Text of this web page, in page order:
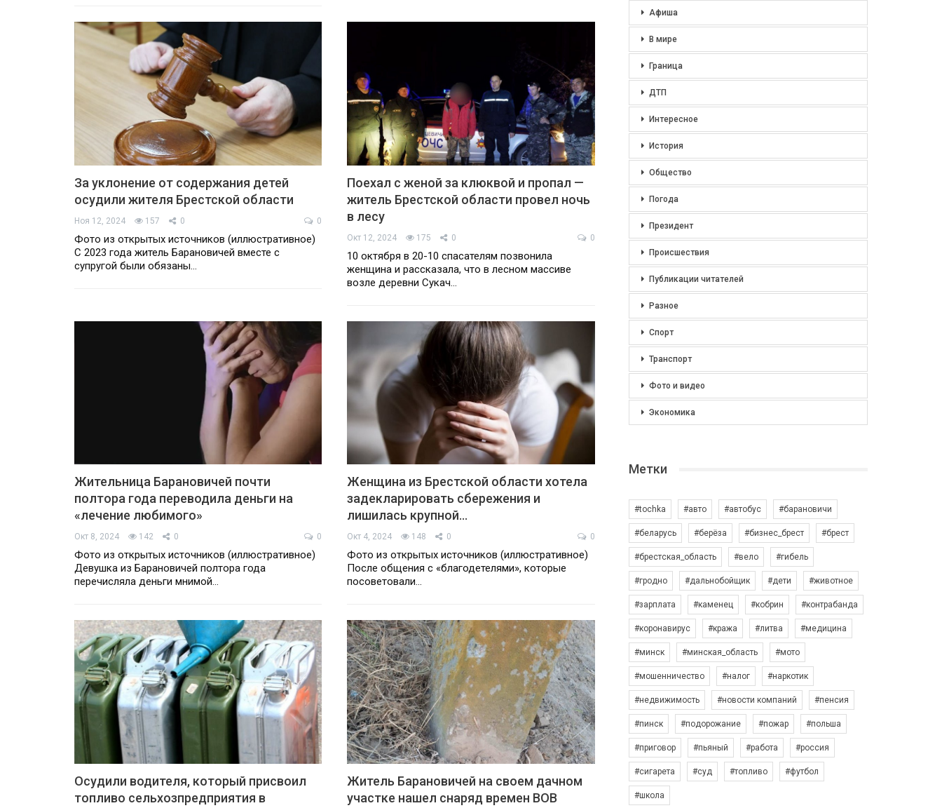
За уклонение от содержания детей
осудили жителя Брестской области
Ноя 12, 2024 157 0 0
Фото из открытых источников (иллюстративное)
С 2023 года житель Барановичей вместе с
супругой были обязаны…
Поехал с женой за клюквой и пропал —
житель Брестской области провел ночь
в лесу
Окт 12, 2024 175 0 0
10 октября в 20-10 спасателям позвонила
женщина и рассказала, что в лесном массиве
возле деревни Сукач…
Жительница Барановичей почти
полтора года переводила деньги на
«лечение любимого»
Окт 8, 2024 142 0 0
Фото из открытых источников (иллюстративное)
Девушка из Барановичей полтора года
перечисляла деньги мнимой…
Женщина из Брестской области хотела
задекларировать сбережения и
лишилась крупной…
Окт 4, 2024 148 0 0
Фото из открытых источников (иллюстративное)
После общения с «благодетелями», которые
посоветовали…
Осудили водителя, который присвоил
топливо сельхозпредприятия в
Житель Барановичей на своем дачном
участке нашел снаряд времен ВОВ
Афиша
В мире
Граница
ДТП
Интересное
История
Общество
Погода
Президент
Происшествия
Публикации читателей
Разное
Спорт
Транспорт
Фото и видео
Экономика
Метки
#tochka #авто #автобус #барановичи
#беларусь #берёза #бизнес_брест #брест
#брестская_область #вело #гибель
#гродно #дальнобойщик #дети #животное
#зарплата #каменец #кобрин #контрабанда
#коронавирус #кража #литва #медицина
#минск #минская_область #мото
#мошенничество #налог #наркотик
#недвижимость #новости компаний #пенсия
#пинск #подорожание #пожар #польша
#приговор #пьяный #работа #россия
#сигарета #суд #топливо #футбол
#школа